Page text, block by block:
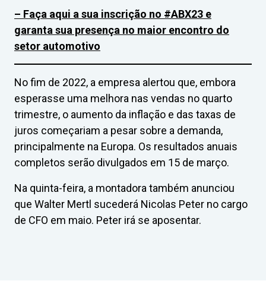
– Faça aqui a sua inscrição no #ABX23 e
garanta sua presença no maior encontro do
setor automotivo
No fim de 2022, a empresa alertou que, embora
esperasse uma melhora nas vendas no quarto
trimestre, o aumento da inflação e das taxas de
juros começariam a pesar sobre a demanda,
principalmente na Europa. Os resultados anuais
completos serão divulgados em 15 de março.
Na quinta-feira, a montadora também anunciou
que Walter Mertl sucederá Nicolas Peter no cargo
de CFO em maio. Peter irá se aposentar.